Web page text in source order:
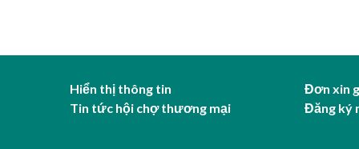
Hiển thị thông tin
Tin tức hội chợ thương mại
Đơn xin
Đăng ký